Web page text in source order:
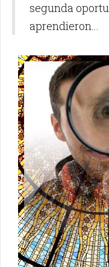
segunda
aprendieron...